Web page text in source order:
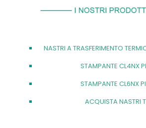
NASTRI A TRASFERIMENTO
STAMPANTE CL4NX
STAMPANTE CL6NX
ACQUISTA NASTRI